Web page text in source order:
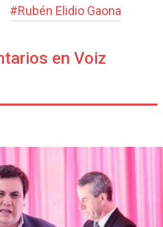
#Rubén Elidio Gaona
en Voiz